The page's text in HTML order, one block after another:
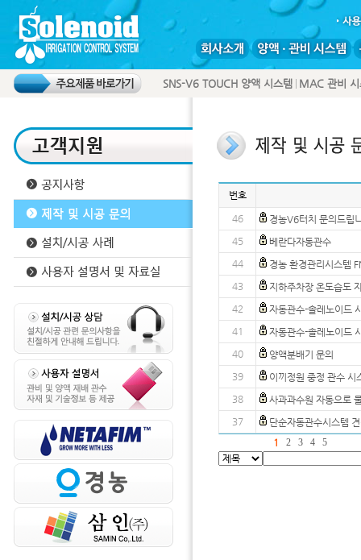
SNS-V6 TOUCH 양액 시스템 MAC 관비 시
번호
46
경농V6터치 문의드립
45
베란다자동관수
44
경농 환경관리시스템
43
지하주차장 온도습도
42
자동관수-솔레노이드
41
자동관수-솔레노이드
40
양액분배기 문의
39
이끼정원 중정 관수 시
38
사과과수원 자동으로
37
단순자동관수시스템
1
2 3 4 5